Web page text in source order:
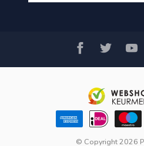
© Copyright 2026